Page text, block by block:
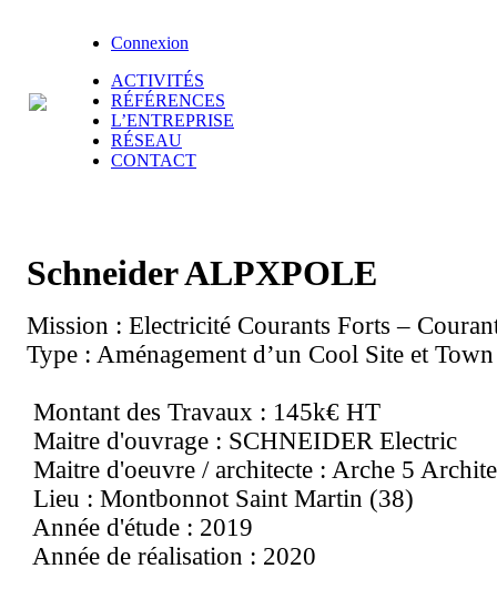
Connexion
ACTIVITÉS
RÉFÉRENCES
L’ENTREPRISE
RÉSEAU
CONTACT
Schneider ALPXPOLE
Mission : Electricité Courants Forts –
Type : Aménagement d’un Cool Site et
Montant des Travaux : 145k€ HT
Maitre d'ouvrage : SCHNEIDER Electric
Maitre d'oeuvre / architecte : Arche 5
Lieu : Montbonnot Saint Martin (38)
Année d'étude : 2019
Année de réalisation : 2020